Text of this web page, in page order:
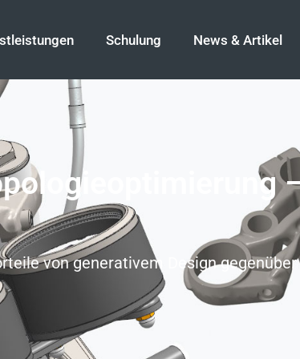
Schulung News & Artikel
von generativem Design